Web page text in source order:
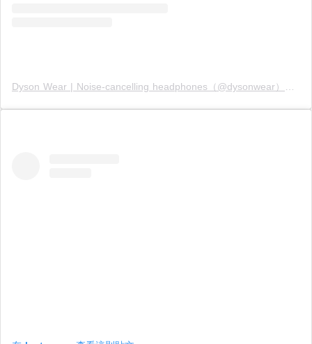
Dyson Wear | Noise-cancelling headphones（@dysonwear）分享的貼文